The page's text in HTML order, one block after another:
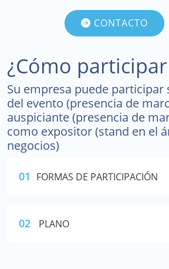
¿Cómo participar
Su empresa puede
del evento (presencia de
auspiciante (presencia de
como expositor (stand en el
negocios)
01 FORMAS DE PARTICIPACIÓN
02 PLANO
CONTACTO